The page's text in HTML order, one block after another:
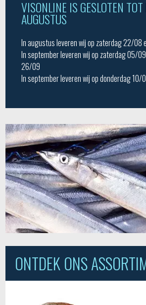
VISONLINE IS GESLOTEN
AUGUSTUS
In augustus leveren wij op zaterdag 22/08
In september leveren wij op zaterdag 05/
26/09
In september leveren wij op donderdag
ONTDEK ONS